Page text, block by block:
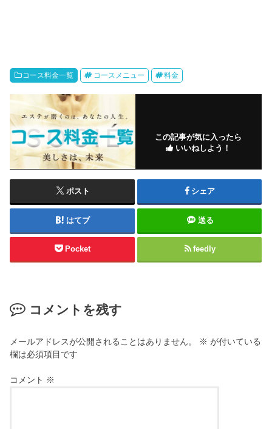
コース料金一覧 コースメニュー 料金
この記事が気に入ったら
いいねしよう！
ポスト シェア
はてブ 送る
Pocket feedly
コメントを残す
メールアドレスが公開されることはありません。 ※ が付いている
欄は必須項目です
コメント ※